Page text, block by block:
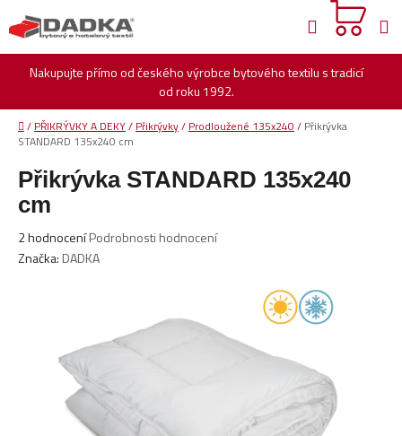
na
obsah
Nakupujte přímo od českého výrobce bytového textilu s tradicí
od roku 1992.
Hledat
Domů
/ PŘIKRÝVKY A DEKY/ Přikrývky/ Prodloužené 135x240 / Přikrývka
STANDARD 135x240 cm
Přikrývka STANDARD 135x240
cm
Průměrné
hodnocení
hvězdiček.
2 hodnoceníPodrobnosti hodnocení
Značka: DADKA